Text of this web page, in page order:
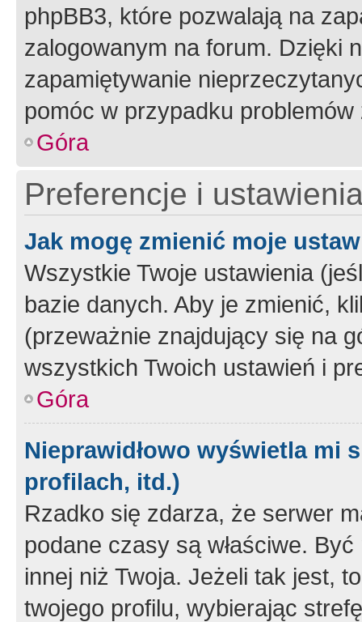
phpBB3, które pozwalają na
zalogowanym na forum. Dzięki
zapamiętywanie
pomóc w przypadku
Góra
Preferencje i
Jak mogę zmienić moje
Wszystkie Twoje ustawienia
bazie danych. Aby je zmienić,
(przeważnie znajdujący się na
wszystkich Twoich ustawień i
Góra
Nieprawidłowo wyświetla mi
profilach, itd.)
Rzadko się zdarza, że serwer
podane czasy są właściwe.
innej niż Twoja. Jeżeli tak jest,
twojego profilu, wybierając